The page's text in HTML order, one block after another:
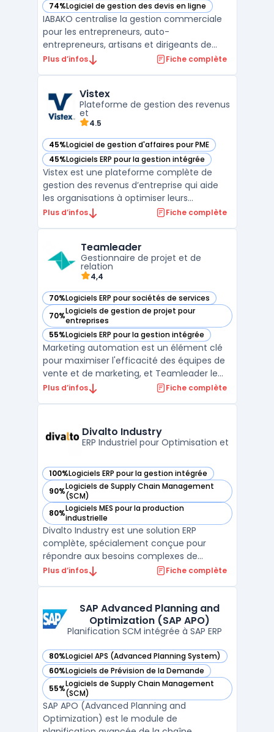
74%Logiciel de gestion des devis en ligne
— voir IABAKO dans cette catégorie
IABAKO centralise la gestion commerciale
pour les entrepreneurs, auto-
entrepreneurs, artisans et dirigeants de
petites entreprises. Ce logiciel propose une
électronique, le suivi des achats et la
gestion des stocks. ...
Plus d’infos Fiche complète
Vistex
Plateforme de gestion des revenus
et
4.5
45%Logiciel de gestion d'affaires pour PME
— voir Vistex dans cette catégorie
45%Logiciels ERP pour la gestion intégrée
— voir Vistex dans cette catégorie
Vistex est une plateforme complète de
gestion des revenus d’entreprise qui aide
les organisations à optimiser leurs
stratégies de tarification, de promotions, et
complexes, elle permet de gérer
efficacement les droits, rede ...
Plus d’infos Fiche complète
Teamleader
Gestionnaire de projet et de
relation
4,4
70%Logiciels ERP pour sociétés de services
— voir Teamleader dans cette catégorie
70%Logiciels de gestion de projet pour
entreprises
— voir Teamleader dans cette catégorie
55%Logiciels ERP pour la gestion intégrée
— voir Teamleader dans cette catégorie
Marketing automation est un élément clé
pour maximiser l'efficacité des équipes de
vente et de marketing, et Teamleader le
facilite grandement. Avec cet outil en ligne,
gérer vos projets, automatiser vos tâches
ad ...
Plus d’infos Fiche complète
Divalto Industry
ERP Industriel pour Optimisation et
100%Logiciels ERP pour la gestion intégrée
— voir Divalto Industry dans cette catégorie
90%Logiciels de Supply Chain Management
(SCM)
— voir Divalto Industry dans cette catégorie
80%Logiciels MES pour la production
industrielle
— voir Divalto Industry dans cette catégorie
Divalto Industry est une solution ERP
complète, spécialement conçue pour
répondre aux besoins complexes de
l'industrie. Elle intègre une gestion avancée
et une surveillance efficace de la
production. Cette solution assure une ...
Plus d’infos Fiche complète
SAP Advanced Planning and
Optimization (SAP APO)
Planification SCM intégrée à SAP ERP
80%Logiciel APS (Advanced Planning System)
— voir SAP Advanced Planning and Optimization (SAP
60%Logiciels de Prévision de la Demande
— voir SAP Advanced Planning and Optimization (SAP
55%Logiciels de Supply Chain Management
(SCM)
— voir SAP Advanced Planning and Optimization (SAP
SAP APO (Advanced Planning and
Optimization) est le module de